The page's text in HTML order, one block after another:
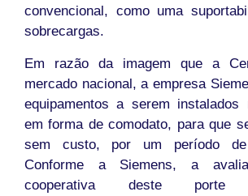
convencional, como uma
sobrecargas.
Em razão da imagem que a
mercado nacional, a empresa
equipamentos a serem instalados
em forma de comodato, para que
sem custo, por um período
Conforme a Siemens, a
cooperativa deste